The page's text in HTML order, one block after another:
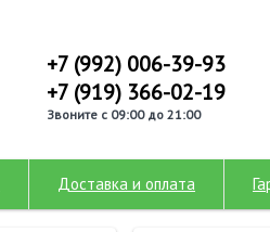
+7 (992) 006-39-93
+7 (919) 366-02-19
Звоните с 09:00 до 21:00
Доставка и оплата